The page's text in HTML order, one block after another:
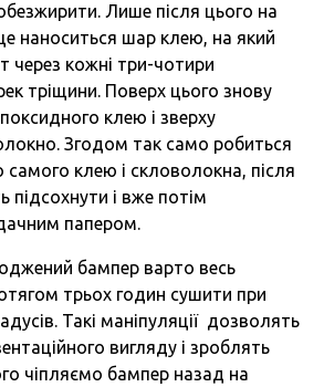
Лише після цього на
наноситься шар клею, на який
через кожні три-чотири
тріщини. Поверх цього знову
клею і зверху
Згодом так само робиться
клею і скловолокна, після
підсохнути і вже потім
папером.
бампер варто весь
трьох годин сушити при
Такі маніпуляції дозволять
вигляду і зроблять
чіпляємо бампер назад на